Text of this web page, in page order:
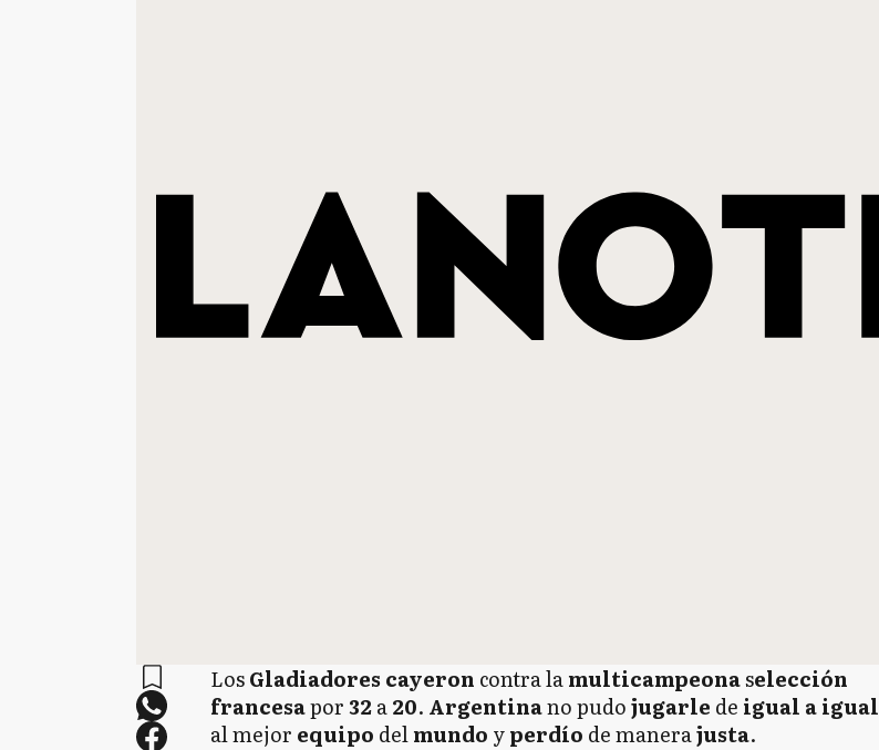
LosGladiadores cayeron contra lamulticampeonaselección
francesapor32a20. Argentinano pudojugarle de igual a igual
al mejor equipo delmundo yperdío de manerajusta.